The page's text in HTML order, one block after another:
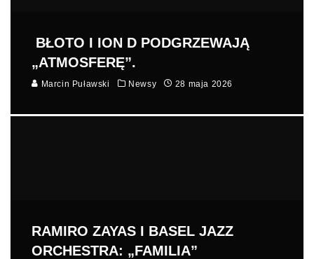
BŁOTO I ION D PODGRZEWAJĄ
„ATMOSFERĘ”.
Marcin Puławski Newsy 28 maja 2026
RAMIRO ZAYAS I BASEL JAZZ
ORCHESTRA: „FAMILIA”